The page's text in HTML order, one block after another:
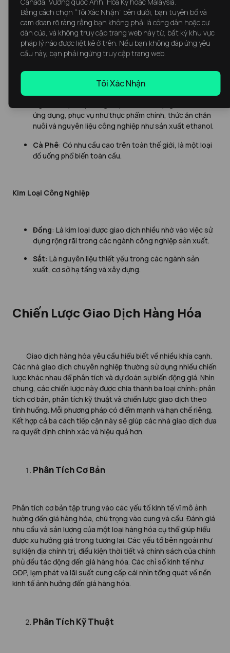
Sản Phẩm Nông Nghiệp
và động vật, cũng được sử dụng trong các sản phẩm
ứng dụng, phục vụ như thực phẩm chính, thức ăn chăn
nuôi và nguyên liệu công nghiệp như sản xuất ethanol.
Cà Phê: Có nhu cầu cao trên toàn thế giới, là một loại
đồ uống phổ biến toàn cầu.
Kim Loại Công Nghiệp
Đồng: Là kim loại được giao dịch nhiều nhờ vào việc sử
dụng rộng rãi trong các ngành công nghiệp sản xuất.
Sắt: Là nguyên liệu thiết yếu trong các ngành sản
xuất, cơ sở hạ tầng và xây dựng.
Chiến Lược Giao Dịch Hàng Hóa
Giao dịch hàng hóa yêu cầu hiểu biết về nhiều khía cạnh.
Các nhà giao dịch chuyên nghiệp thường sử dụng nhiều chiến
lược khác nhau để phân tích và dự đoán sự biến động giá. Nhìn
chung, các chiến lược này được chia thành ba loại chính: phân
tích cơ bản, phân tích kỹ thuật và chiến lược giao dịch theo
tình huống. Mỗi phương pháp có điểm mạnh và hạn chế riêng.
Kết hợp cả ba cách tiếp cận này sẽ giúp các nhà giao dịch đưa
ra quyết định chính xác và hiệu quả hơn.
Phân Tích Cơ Bản
Phân tích cơ bản tập trung vào các yếu tố kinh tế vĩ mô ảnh
hưởng đến giá hàng hóa, chú trọng vào cung và cầu. Đánh giá
nhu cầu và sản lượng của một loại hàng hóa cụ thể giúp hiểu
được xu hướng giá trong tương lai. Các yếu tố bên ngoài như
sự kiện địa chính trị, điều kiện thời tiết và chính sách của chính
phủ đều tác động đến giá hàng hóa. Các chỉ số kinh tế như
GDP, lạm phát và lãi suất cung cấp cái nhìn tổng quát về nền
kinh tế ảnh hưởng đến giá hàng hóa.
Phân Tích Kỹ Thuật
Bằng cách chọn “Tôi Xác Nhận” bên dưới, bạn tuyên bố và
cam đoan rõ ràng rằng bạn không phải là công dân hoặc cư
dân của, và không truy cập trang web này từ, bất kỳ khu vực
pháp lý nào được liệt kê ở trên. Nếu bạn không đáp ứng yêu
cầu này, bạn phải ngừng truy cập trang web.
Tôi Xác Nhận